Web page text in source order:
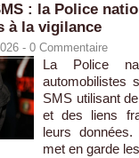
: la Police
à la vigilance
- 0 Commentaire
La Police
automobilistes
SMS utilisant
et des liens
leurs
met en garde